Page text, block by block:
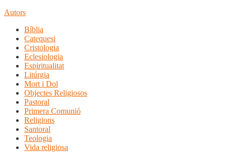
Autors
Bíblia
Catequesi
Cristologia
Eclesiologia
Espiritualitat
Litúrgia
Mort i Dol
Objectes Religiosos
Pastoral
Primera Comunió
Religions
Santoral
Teologia
Vida religiosa